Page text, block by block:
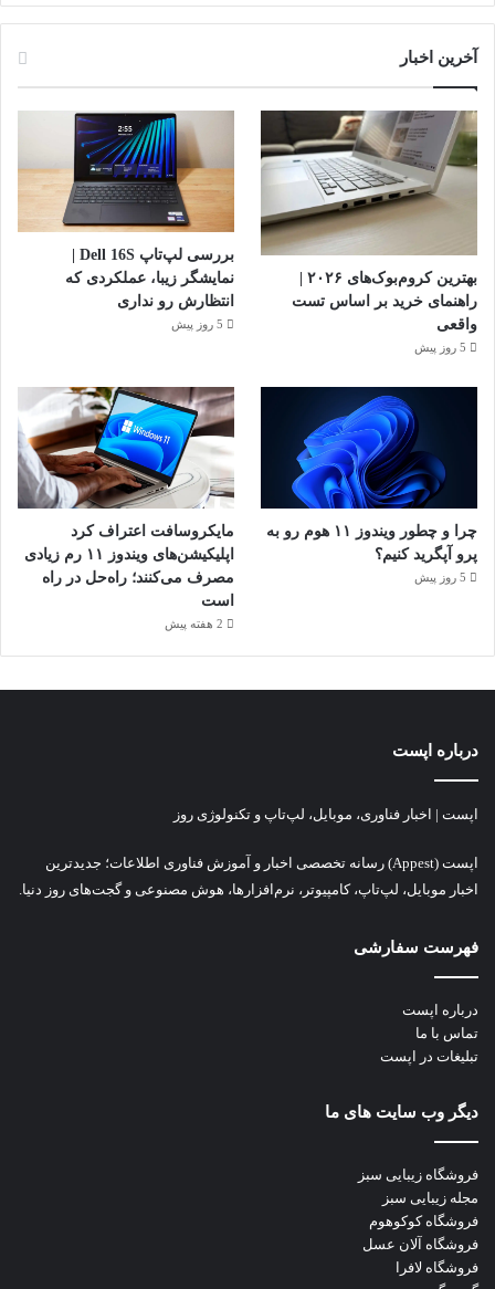
آخرین اخبار
بهترین کروم‌بوک‌های ۲۰۲۶ |
راهنمای خرید بر اساس تست
واقعی
5 روز پیش
نمایشگر زیبا، عملکردی که
انتظارش رو نداری
5 روز پیش
چرا و چطور ویندوز ۱۱ هوم رو به
پرو آپگرید کنیم؟
5 روز پیش
مایکروسافت اعتراف کرد
اپلیکیشن‌های ویندوز ۱۱ رم زیادی
مصرف می‌کنند؛ راه‌حل در راه
است
2 هفته پیش
درباره اپست
اپست | اخبار فناوری، موبایل، لپ‌تاپ و تکنولوژی روز
اپست (Appest) رسانه تخصصی اخبار و آموزش فناوری اطلاعات؛ جدیدترین
اخبار موبایل، لپ‌تاپ، کامپیوتر، نرم‌افزارها، هوش مصنوعی و گجت‌های روز دنیا.
فهرست سفارشی
درباره اپست
تماس با ما
تبلیغات در اپست
دیگر وب سایت های ما
فروشگاه زیبایی سبز
مجله زیبایی سبز
فروشگاه کوکوهوم
فروشگاه آلان عسل
فروشگاه لافرا